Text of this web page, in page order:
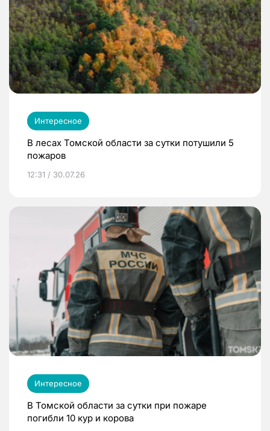
Интересное
В лесах Томской области за сутки потушили 5
пожаров
12:31 / 30.07.26
Интересное
В Томской области за сутки при пожаре
погибли 10 кур и корова